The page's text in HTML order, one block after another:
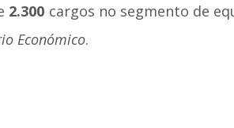
2.300 cargos no segmento de
Económico.